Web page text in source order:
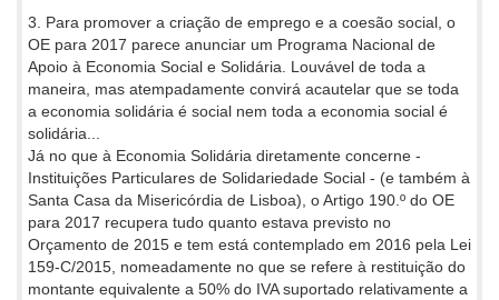
3. Para promover a criação de emprego e a coesão social, o
OE para 2017 parece anunciar um Programa Nacional de
Apoio à Economia Social e Solidária. Louvável de toda a
maneira, mas atempadamente convirá acautelar que se toda
a economia solidária é social nem toda a economia social é
solidária...
Já no que à Economia Solidária diretamente concerne -
Instituições Particulares de Solidariedade Social - (e também à
Santa Casa da Misericórdia de Lisboa), o Artigo 190.º do OE
para 2017 recupera tudo quanto estava previsto no
Orçamento de 2015 e tem está contemplado em 2016 pela Lei
159-C/2015, nomeadamente no que se refere à restituição do
montante equivalente a 50% do IVA suportado relativamente a